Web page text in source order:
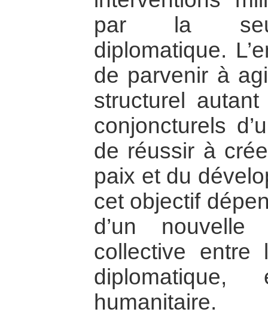
par la
diplomatique.
de parvenir à
structurel
conjoncturels
de réussir à
paix et du
cet objectif
d’un nouvelle
collective entre
diplomatique,
humanitaire.